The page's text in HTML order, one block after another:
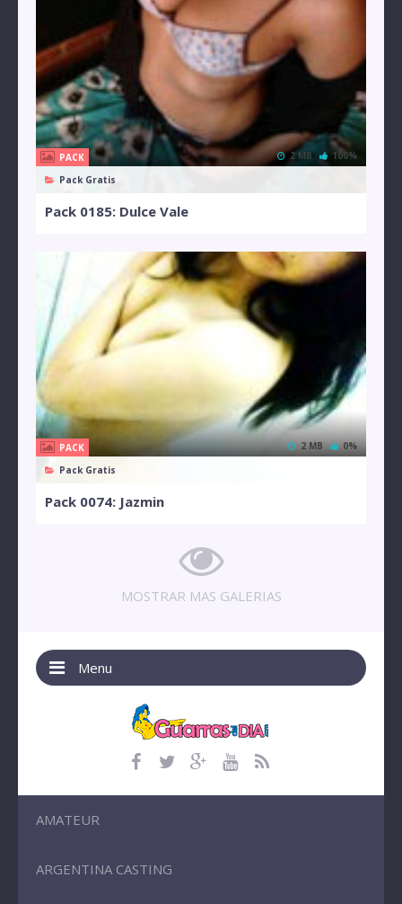
PACK
Pack Gratis
2 MB 100%
Pack 0185: Dulce Vale
PACK
Pack Gratis
2 MB 0%
Pack 0074: Jazmin
MOSTRAR MAS GALERIAS
Menu
AMATEUR
ARGENTINA CASTING